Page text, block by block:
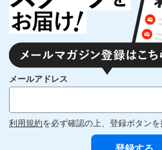
メールアドレス
利用規約を必ず確認の上、登録ボタンを